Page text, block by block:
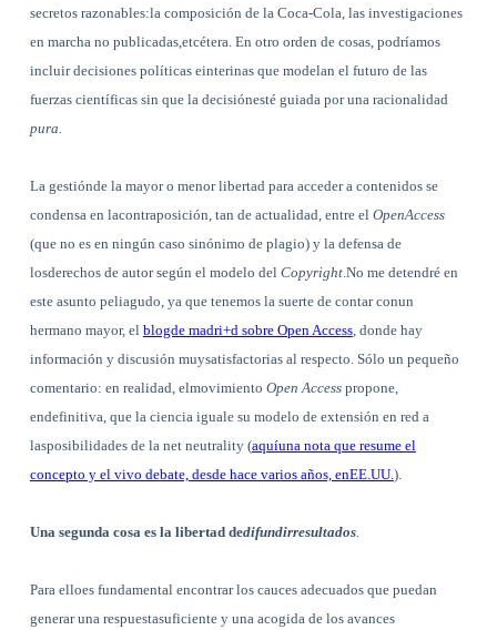
secretos razonables:la composición de la Coca-Cola, las investigaciones
en marcha no publicadas,etcétera. En otro orden de cosas, podríamos
incluir decisiones políticas einterinas que modelan el futuro de las
fuerzas científicas sin que la decisiónesté guiada por una racionalidad
pura.
La gestiónde la mayor o menor libertad para acceder a contenidos se
condensa en lacontraposición, tan de actualidad, entre el OpenAccess
(que no es en ningún caso sinónimo de plagio) y la defensa de
losderechos de autor según el modelo del Copyright.No me detendré en
este asunto peliagudo, ya que tenemos la suerte de contar conun
hermano mayor, el blogde madri+d sobre Open Access, donde hay
información y discusión muysatisfactorias al respecto. Sólo un pequeño
comentario: en realidad, elmovimiento Open Accesspropone,
endefinitiva, que la ciencia iguale su modelo de extensión en red a
lasposibilidades de la net neutrality (aquíuna nota que resume el
concepto y el vivo debate, desde hace varios años, enEE.UU.).
Una segunda cosa es la libertad dedifundirresultados.
Para elloes fundamental encontrar los cauces adecuados que puedan
generar una respuestasuficiente y una acogida de los avances